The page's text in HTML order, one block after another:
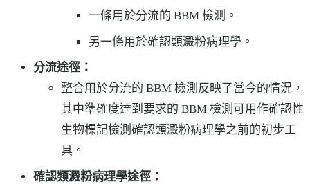
一條用於分流的 BBM 檢測。
另一條用於確認類澱粉病理學。
分流途徑：
整合用於分流的 BBM 檢測反映了當今的情況，
其中準確度達到要求的 BBM 檢測可用作確認性
生物標記檢測確認類澱粉病理學之前的初步工
具。
確認類澱粉病理學途徑：